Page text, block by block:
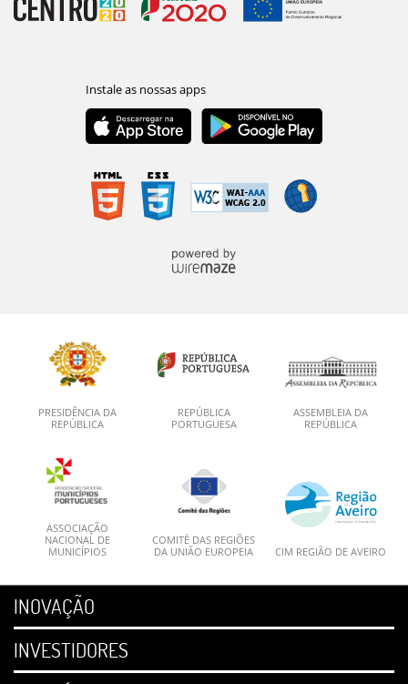
PRESIDÊNCIA DA
REPÚBLICA
REPÚBLICA
PORTUGUESA
ASSEMBLEIA DA
REPÚBLICA
ASSOCIAÇÃO
NACIONAL DE
MUNICÍPIOS
COMITÉ DAS REGIÕES
DA UNIÃO EUROPEIA
CIM REGIÃO DE AVEIRO
INOVAÇÃO
INVESTIDORES